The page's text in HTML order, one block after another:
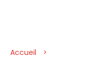
Accueil